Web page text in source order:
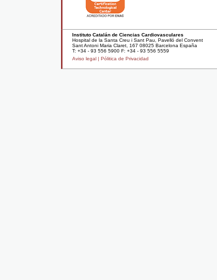
Instituto Catalán de Ciencias Cardiovasculares
Hospital de la Santa Creu i Sant Pau, Pavelló del Convent
Sant Antoni Maria Claret, 167 08025 Barcelona España
T: +34 - 93 556 5900 F: +34 - 93 556 5559
Aviso legal | Pólitica de Privacidad